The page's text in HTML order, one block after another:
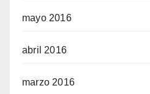
mayo 2016
abril 2016
marzo 2016